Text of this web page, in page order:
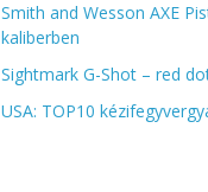
Smith and Wesson AXE
kaliberben
Sightmark G-Shot – red
USA: TOP10